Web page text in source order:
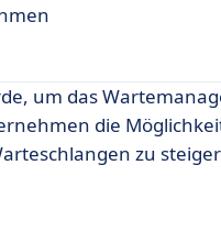
um das
die
zu